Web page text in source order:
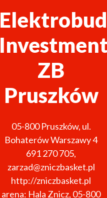
ZB
Pruszków
05-800 Pruszków, ul.
Bohaterów Warszawy 4
691 270 705,
zarzad@zniczbasket.pl
http://zniczbasket.pl
arena: Hala Znicz, 05-800